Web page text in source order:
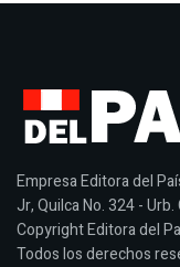
Empresa Editora del
Jr, Quilca No. 324 -
Copyright Editora del
Todos los derechos